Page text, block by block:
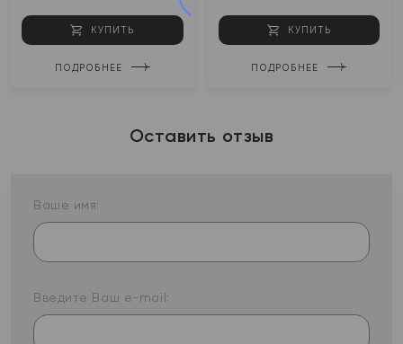
КУПИТЬ
ПОДРОБНЕЕ
КУПИТЬ
ПОДРОБНЕЕ
Оставить отзыв
Ваше имя:
Введите Ваш e-mail: